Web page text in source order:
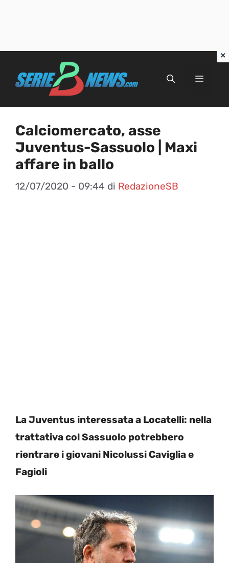
Menu
Calciomercato, asse
Juventus-Sassuolo | Maxi
affare in ballo
12/07/2020 - 09:44 di RedazioneSB
La Juventus interessata a Locatelli: nella
trattativa col Sassuolo potrebbero
rientrare i giovani Nicolussi Caviglia e
Fagioli